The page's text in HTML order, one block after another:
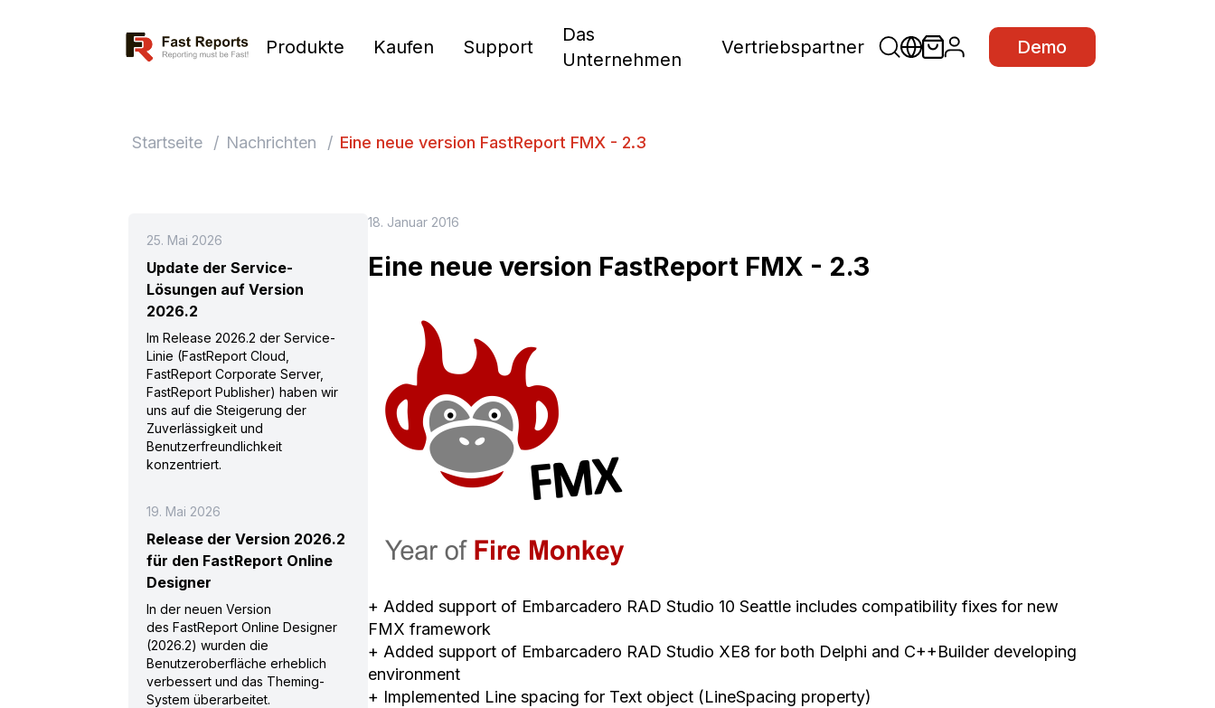
Fast Reports Produkte Kaufen Support
Das
Unternehmen
Vertriebspartner Demo
Startseite / Nachrichten / Eine neue version FastReport FMX - 2.3
18. Januar 2016
Eine neue version FastReport FMX - 2.3
+ Added support of Embarcadero RAD Studio 10 Seattle includes compatibility fixes for new
FMX framework
+ Added support of Embarcadero RAD Studio XE8 for both Delphi and C++Builder developing
environment
+ Implemented Line spacing for Text object (LineSpacing property)
25. Mai 2026
Update der Service-
Lösungen auf Version
2026.2
Im Release 2026.2 der Service-
Linie (FastReport Cloud,
FastReport Corporate Server,
FastReport Publisher) haben wir
uns auf die Steigerung der
Zuverlässigkeit und
Benutzerfreundlichkeit
konzentriert.
19. Mai 2026
Release der Version 2026.2
für den FastReport Online
Designer
In der neuen Version
des FastReport Online Designer
(2026.2) wurden die
Benutzeroberfläche erheblich
verbessert und das Theming-
System überarbeitet.